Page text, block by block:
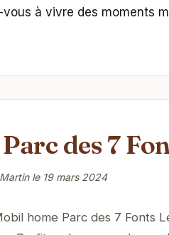
à vivre des moments
des 7
le 19 mars 2024
home Parc des 7 Fonts